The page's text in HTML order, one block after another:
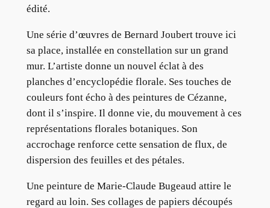
édité.
Une série d’œuvres de Bernard Joubert trouve ici
sa place, installée en constellation sur un grand
mur. L’artiste donne un nouvel éclat à des
planches d’encyclopédie florale. Ses touches de
couleurs font écho à des peintures de Cézanne,
dont il s’inspire. Il donne vie, du mouvement à ces
représentations florales botaniques. Son
accrochage renforce cette sensation de flux, de
dispersion des feuilles et des pétales.
Une peinture de Marie-Claude Bugeaud attire le
regard au loin. Ses collages de papiers découpés